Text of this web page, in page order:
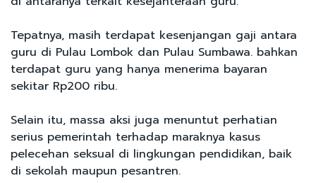
Tepatnya, masih terdapat kesenjangan gaji antara
guru di Pulau Lombok dan Pulau Sumbawa. bahkan
terdapat guru yang hanya menerima bayaran
sekitar Rp200 ribu.
Selain itu, massa aksi juga menuntut perhatian
serius pemerintah terhadap maraknya kasus
pelecehan seksual di lingkungan pendidikan, baik
di sekolah maupun pesantren.